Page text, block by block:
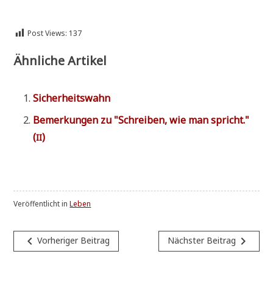
Post Views: 137
Ähnliche Artikel
Sicher­heits­wahn
Bemer­kun­gen zu "Schrei­ben, wie man spricht."
(II)
Veröffentlicht inLeben
Beitragsnavigation
navigate_beforeVorheriger Beitrag Nächster Beitrag navigate_next